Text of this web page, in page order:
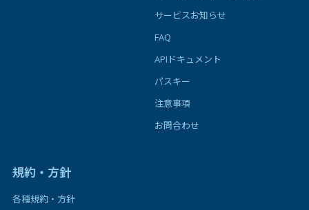
サービスお知らせ
FAQ
APIドキュメント
パスキー
注意事項
お問合わせ
規約・方針
各種規約・方針